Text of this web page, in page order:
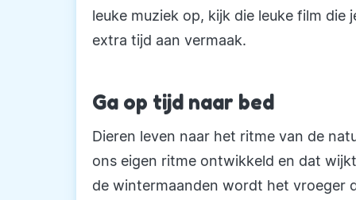
leuke muziek op, kijk die leuke film
extra tijd aan vermaak.
Ga op tijd naar bed
Dieren leven naar het ritme van de
ons eigen ritme ontwikkeld en dat
de wintermaanden wordt het vroeger